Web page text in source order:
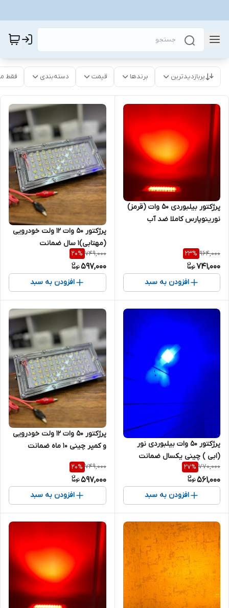
پربازدیدترین برندها قیمت دسته‌بندی فقط
پرژکتور بیلبوردی ۵۰ وات (قرمز)
نورینوپارس کاملا ضد آب
964,000
23%
741,000
افزودن به سبد
پرژکتور 50 وات 12 ولت خودرویی
(مهتابی)1 سال ضمانت
749,000
20%
597,000
افزودن به سبد
پرژکتور ۵۰ وات بیلبوردی نور
(ابی ) چینی یکسال ضمانت
770,000
27%
561,000
افزودن به سبد
پرژکتور ۵۰ وات ۱۲ ولت خودرویی
و کمپر چینی ۱۰ ماه ضمانت
749,000
20%
597,000
افزودن به سبد